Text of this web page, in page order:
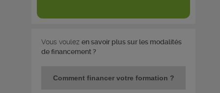
Vous voulez en savoir plus sur les modalités
de financement ?
Comment financer votre formation ?